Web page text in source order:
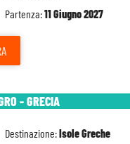
Partenza:11 Giugno 2027
- GRECIA
Destinazione:Isole Greche